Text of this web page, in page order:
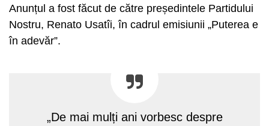
Anunțul a fost făcut de către președintele Partidului
Nostru, Renato Usatîi, în cadrul emisiunii „Puterea e
în adevăr”.
„De mai mulți ani vorbesc despre